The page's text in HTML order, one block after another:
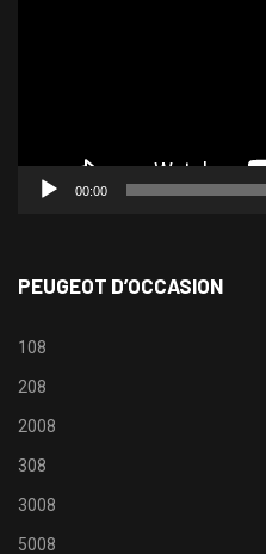
00:00
PEUGEOT D’OCCASION
108
208
2008
308
3008
5008